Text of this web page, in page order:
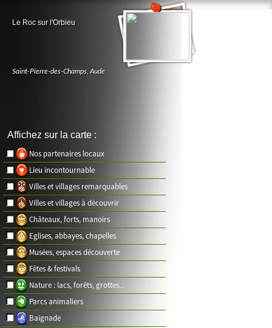
Le Roc sur l'Orbieu
Saint-Pierre-des-Champs,Aude
Affichez sur la carte :
Nos partenaires locaux
Lieu incontournable
Villes et villages remarquables
Villes et villages à découvrir
Châteaux, forts, manoirs
Eglises, abbayes, chapelles
Musées, espaces découverte
Fêtes & festivals
Nature : lacs, forêts, grottes...
Parcs animaliers
Baignade